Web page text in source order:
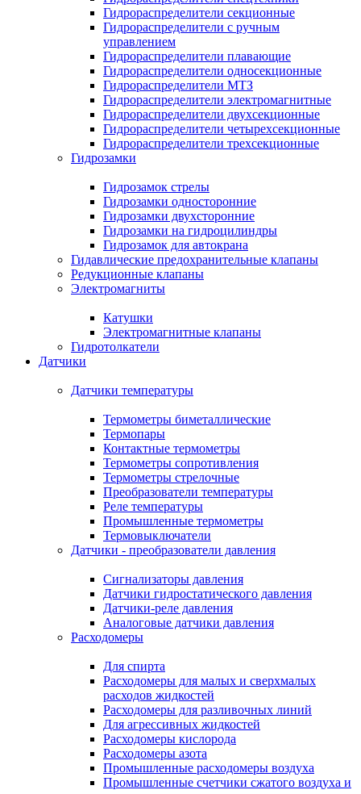
Гидрораспределители секционные
Гидрораспределители с ручным
управлением
Гидрораспределители плавающие
Гидрораспределители односекционные
Гидрораспределители МТЗ
Гидрораспределители электромагнитные
Гидрораспределители двухсекционные
Гидрораспределители четырехсекционные
Гидрораспределители трехсекционные
Гидрозамки
Гидрозамок стрелы
Гидрозамки односторонние
Гидрозамки двухсторонние
Гидрозамки на гидроцилиндры
Гидрозамок для автокрана
Гидавлические предохранительные клапаны
Редукционные клапаны
Электромагниты
Катушки
Электромагнитные клапаны
Гидротолкатели
Датчики
Датчики температуры
Термометры биметаллические
Термопары
Контактные термометры
Термометры сопротивления
Термометры стрелочные
Преобразователи температуры
Реле температуры
Промышленные термометры
Термовыключатели
Датчики - преобразователи давления
Сигнализаторы давления
Датчики гидростатического давления
Датчики-реле давления
Аналоговые датчики давления
Расходомеры
Для спирта
Расходомеры для малых и сверхмалых
расходов жидкостей
Расходомеры для разливочных линий
Для агрессивных жидкостей
Расходомеры кислорода
Расходомеры азота
Промышленные расходомеры воздуха
Промышленные счетчики сжатого воздуха и